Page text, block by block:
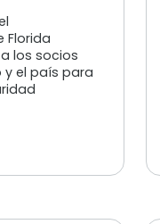
Florida
los socios
el país para